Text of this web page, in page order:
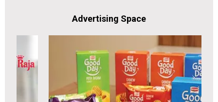
Advertising Space